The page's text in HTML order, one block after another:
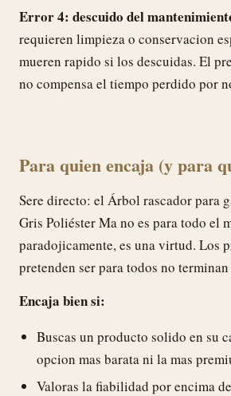
Error 4: descuido del
requieren limpieza o conservacion
mueren rapido si los descuidas. El
no compensa el tiempo perdido por
Para quien encaja (y para
Sere directo: el Árbol rascador para
Gris Poliéster Ma no es para todo el
paradojicamente, es una virtud. Los
pretenden ser para todos no
Encaja bien si:
Buscas un producto solido en su
opcion mas barata ni la mas
Valoras la fiabilidad por encima